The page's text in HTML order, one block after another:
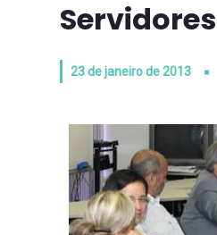
23 de janeiro de 2013